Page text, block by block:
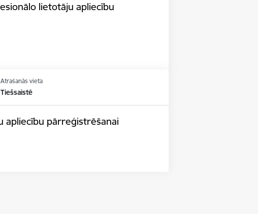
lietotāju apliecību
Atrašanās vieta
Tiešsaistē
apliecību pārreģistrēšanai